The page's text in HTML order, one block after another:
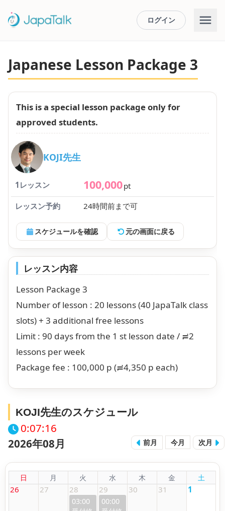
ログイン
Japanese Lesson Package 3
This is a special lesson package only for
approved students.
KOJI先生
1レッスン 100,000pt
レッスン予約
24時間前まで可
スケジュールを確認 元の画面に戻る
レッスン内容
Lesson Package 3
Number of lesson : 20 lessons (40 JapaTalk class
slots) + 3 additional free lessons
Limit : 90 days from the 1 st lesson date / ≓2
lessons per week
Package fee : 100,000 p (≓4,350 p each)
KOJI先生のスケジュール
0:07:16
2026年08月
前月 今月 次月
日 月 火 水 木 金 土
26 27 28
03:00
29
00:00
30 31 1